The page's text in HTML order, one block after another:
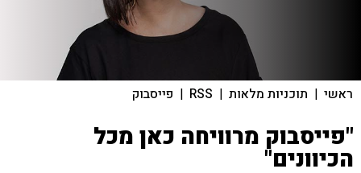
ראשי | תוכניות מלאות |
RSS
| פייסבוק
"פייסבוק מרוויחה כאן מכל
הכיוונים"